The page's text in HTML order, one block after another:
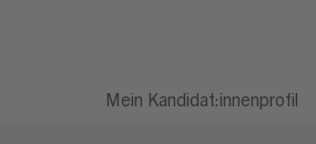
Mein Kandidat:innenprofil